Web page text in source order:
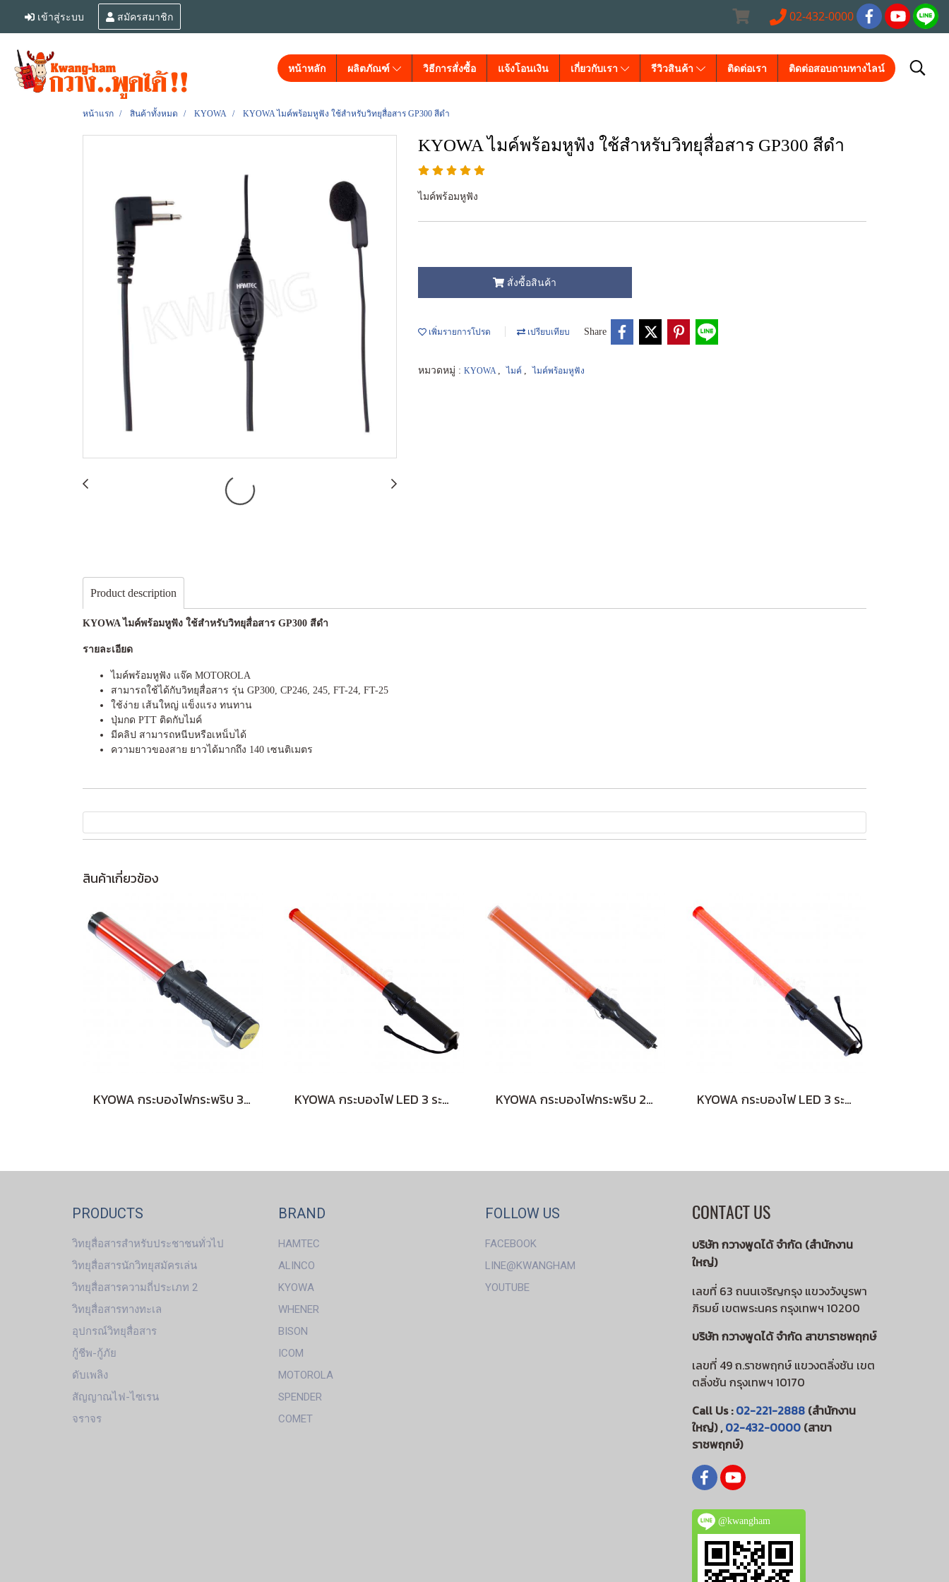
เข้าสู่ระบบ สมัครสมาชิก 02-432-0000
หน้าหลัก ผลิตภัณฑ์ วิธีการสั่งซื้อ แจ้งโอนเงิน เกี่ยวกับเรา รีวิวสินค้า ติดต่อเรา ติดต่อสอบถามทางไลน์
หน้าแรก สินค้าทั้งหมด KYOWA KYOWA ไมค์พร้อมหูฟัง ใช้สำหรับวิทยุสื่อสาร GP300 สีดำ
KYOWA ไมค์พร้อมหูฟัง ใช้สำหรับวิทยุสื่อสาร GP300 สีดำ
ไมค์พร้อมหูฟัง
สั่งซื้อสินค้า
เพิ่มรายการโปรด เปรียบเทียบ Share
หมวดหมู่ : KYOWA ไมค์ ไมค์พร้อมหูฟัง
Product description
KYOWA ไมค์พร้อมหูฟัง ใช้สำหรับวิทยุสื่อสาร GP300 สีดำ
รายละเอียด
ไมค์พร้อมหูฟัง แจ๊ค MOTOROLA
สามารถใช้ได้กับวิทยุสื่อสาร รุ่น GP300, CP246, 245, FT-24, FT-25
ใช้ง่าย เส้นใหญ่ แข็งแรง ทนทาน
ปุ่มกด PTT ติดกับไมค์
มีคลิป สามารถหนีบหรือเหน็บได้
ความยาวของสาย ยาวได้มากถึง 140 เซนติเมตร
สินค้าเกี่ยวข้อง
KYOWA กระบองไฟกระพริบ 3 จังหวะ สั้น (RED) KYOWA กระบองไฟ LED 3 ระดับ ลายธรรมดา (RED) KYOWA กระบองไฟกระพริบ 2 จังหวะ (RED) KYOWA กระบองไฟ LED 3 ระดับ ลายเหลี่ยม (RED)
PRODUCTS
วิทยุสื่อสารสำหรับประชาชนทั่วไป
วิทยุสื่อสารนักวิทยุสมัครเล่น
วิทยุสื่อสารความถี่ประเภท 2
วิทยุสื่อสารทางทะเล
อุปกรณ์วิทยุสื่อสาร
กู้ชีพ-กู้ภัย
ดับเพลิง
สัญญาณไฟ-ไซเรน
จราจร
BRAND
HAMTEC
ALINCO
KYOWA
WHENER
BISON
ICOM
MOTOROLA
SPENDER
COMET
FOLLOW US
FACEBOOK
LINE@KWANGHAM
YOUTUBE
CONTACT US
บริษัท กวางพูดได้ จำกัด (สำนักงาน
ใหญ่)
เลขที่ 63 ถนนเจริญกรุง แขวงวังบูรพา
ภิรมย์ เขตพระนคร กรุงเทพฯ 10200
บริษัท กวางพูดได้ จำกัด สาขาราชพฤกษ์
เลขที่ 49 ถ.ราชพฤกษ์ แขวงตลิ่งชัน เขต
ตลิ่งชัน กรุงเทพฯ 10170
Call Us :02-221-2888(สำนักงาน
ใหญ่) ,02-432-0000(สาขา
ราชพฤกษ์)
@kwangham